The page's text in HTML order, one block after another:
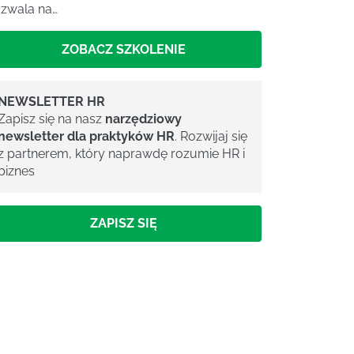
na…
ZOBACZ SZKOLENIE
HR
się na nasz narzędziowy
dla praktyków HR. Rozwijaj się
partnerem, który naprawdę rozumie HR i
ZAPISZ SIĘ